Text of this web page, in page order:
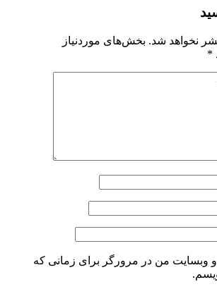
نخواهد شد. بخش‌های موردنیاز
*
و وبسایت من در مرورگر برای زمانی که